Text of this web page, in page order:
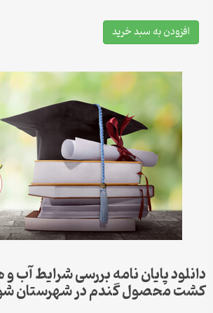
افزودن به سبد خرید
دانلود پایان نامه بررسی شرایط آب و
کشت محصول گندم در شهرستان